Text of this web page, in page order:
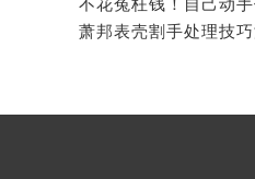
内蒙
内蒙
内蒙
不花冤枉钱！自己动
萧邦表壳割手处理技巧